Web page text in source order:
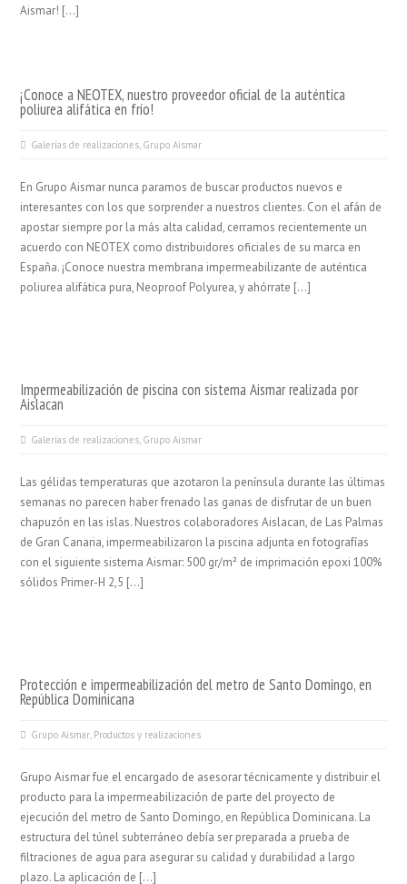
Aismar! […]
¡Conoce a NEOTEX, nuestro proveedor oficial de la auténtica
poliurea alifática en frío!
Galerías de realizaciones, Grupo Aismar
En Grupo Aismar nunca paramos de buscar productos nuevos e
interesantes con los que sorprender a nuestros clientes. Con el afán de
apostar siempre por la más alta calidad, cerramos recientemente un
acuerdo con NEOTEX como distribuidores oficiales de su marca en
España. ¡Conoce nuestra membrana impermeabilizante de auténtica
poliurea alifática pura, Neoproof Polyurea, y ahórrate […]
Impermeabilización de piscina con sistema Aismar realizada por
Aislacan
Galerías de realizaciones, Grupo Aismar
Las gélidas temperaturas que azotaron la península durante las últimas
semanas no parecen haber frenado las ganas de disfrutar de un buen
chapuzón en las islas. Nuestros colaboradores Aislacan, de Las Palmas
de Gran Canaria, impermeabilizaron la piscina adjunta en fotografías
con el siguiente sistema Aismar: 500 gr/m² de imprimación epoxi 100%
sólidos Primer-H 2,5 […]
Protección e impermeabilización del metro de Santo Domingo, en
República Dominicana
Grupo Aismar, Productos y realizaciones
Grupo Aismar fue el encargado de asesorar técnicamente y distribuir el
producto para la impermeabilización de parte del proyecto de
ejecución del metro de Santo Domingo, en República Dominicana. La
estructura del túnel subterráneo debía ser preparada a prueba de
filtraciones de agua para asegurar su calidad y durabilidad a largo
plazo. La aplicación de […]